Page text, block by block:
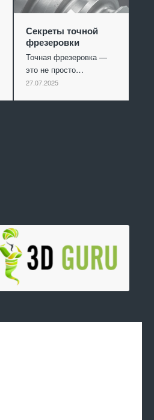
Секреты точной
фрезеровки
Точная фрезеровка —
это не просто…
27.07.2025